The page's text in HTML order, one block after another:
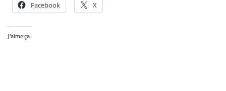
Facebook X
J’aime ça :